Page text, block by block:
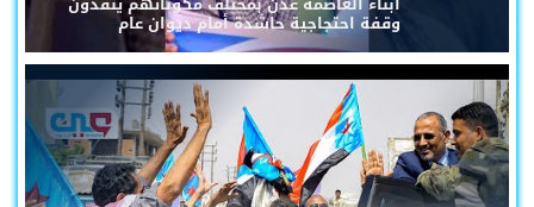
وقفة احتجاجية حاشدة أمام ديوان عام